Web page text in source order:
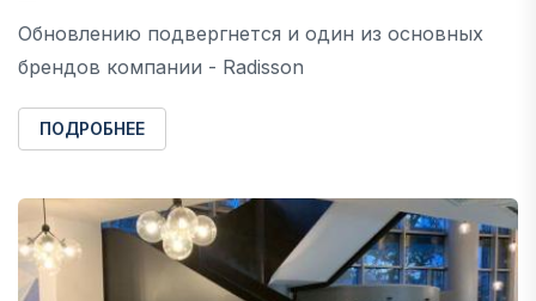
Обновлению подвергнется и один из основных
брендов компании - Radisson
ПОДРОБНЕЕ